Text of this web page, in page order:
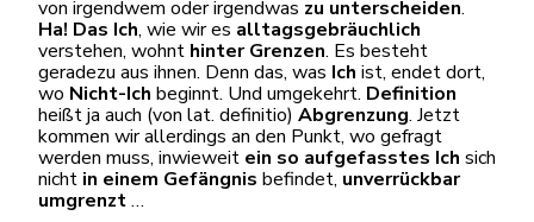
von irgendwem oder irgendwas zu unterscheiden.
Ha! Das Ich, wie wir es alltagsgebräuchlich
verstehen, wohnt hinter Grenzen. Es besteht
geradezu aus ihnen. Denn das, was Ich ist, endet dort,
wo Nicht-Ich beginnt. Und umgekehrt. Definition
heißt ja auch (von lat. definitio) Abgrenzung. Jetzt
kommen wir allerdings an den Punkt, wo gefragt
werden muss, inwieweit ein so aufgefasstes Ich sich
nicht in einem Gefängnis befindet, unverrückbar
umgrenzt…